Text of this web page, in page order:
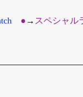
●︎ → スペシャル